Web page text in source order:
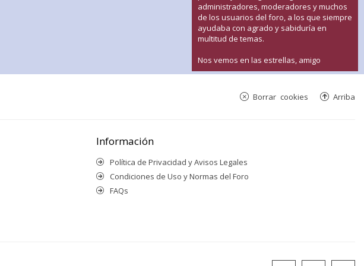
administradores, moderadores y muchos
de los usuarios del foro, a los que siempre
ayudaba con agrado y sabiduría en
multitud de temas.
Nos vemos en las estrellas, amigo
Arriba
Borrar cookies
Información
Política de Privacidad y Avisos Legales
Condiciones de Uso y Normas del Foro
FAQs